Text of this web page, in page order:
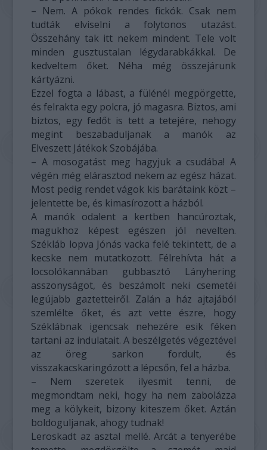
– Nem. A pókok rendes fickók. Csak nem
tudták elviselni a folytonos utazást.
Összehány tak itt nekem mindent. Tele volt
minden gusztustalan légydarabkákkal. De
kedveltem őket. Néha még összejárunk
kártyázni.
Ezzel fogta a lábast, a fülénél megpörgette,
és felrakta egy polcra, jó magasra. Biztos, ami
biztos, egy fedőt is tett a tetejére, nehogy
megint beszabaduljanak a manók az
Elveszett Játékok Szobájába.
– A mosogatást meg hagyjuk a csudába! A
végén még elárasztod nekem az egész házat.
Most pedig rendet vágok kis barátaink közt –
jelentette be, és kimasírozott a házból.
A manók odalent a kertben hancúroztak,
magukhoz képest egészen jól nevelten.
Székláb lopva Jónás vacka felé tekintett, de a
kecske nem mutatkozott. Félrehívta hát a
locsolókannában gubbasztó Lányhering
asszonyságot, és beszámolt neki csemetéi
legújabb gaztetteiről. Zalán a ház ajtajából
szemlélte őket, és azt vette észre, hogy
Széklábnak igencsak nehezére esik féken
tartani az indulatait. A beszélgetés végeztével
az öreg sarkon fordult, és
visszakacskaringózott a lépcsőn, fel a házba.
– Nem szeretek ilyesmit tenni, de
megmondtam neki, hogy ha nem zabolázza
meg a kölykeit, bizony kiteszem őket. Aztán
boldoguljanak, ahogy tudnak!
Leroskadt az asztal mellé. Arcát a tenyerébe